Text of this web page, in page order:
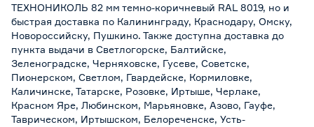
ТЕХНОНИКОЛЬ 82 мм темно-коричневый RAL 8019, но и
быстрая доставка по Калининграду, Краснодару, Омску,
Новороссийску, Пушкино. Также доступна доставка до
пункта выдачи в Светлогорске, Балтийске,
Зеленоградске, Черняховске, Гусеве, Советске,
Пионерском, Светлом, Гвардейске, Кормиловке,
Каличинске, Татарске, Розовке, Иртыше, Черлаке,
Красном Яре, Любинском, Марьяновке, Азово, Гауфе,
Таврическом, Иртышском, Белореченске, Усть-